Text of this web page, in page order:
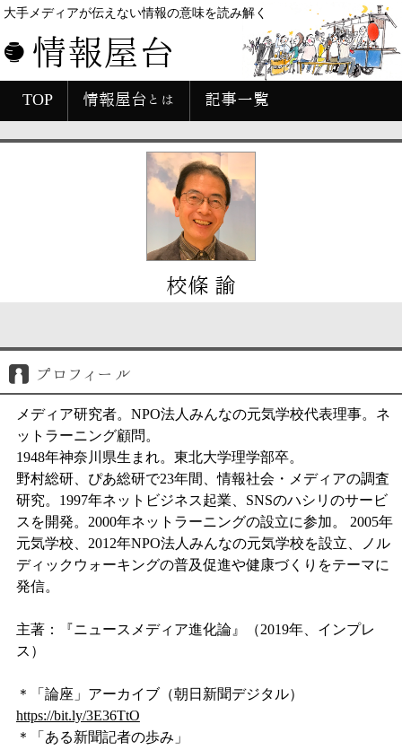
大手メディアが伝えない情報の意味を読み解く
情報屋台
TOP 情報屋台とは 記事一覧
校條 諭
プロフィール
メディア研究者。NPO法人みんなの元気学校代表理事。ネ
ットラーニング顧問。
1948年神奈川県生まれ。東北大学理学部卒。
野村総研、ぴあ総研で23年間、情報社会・メディアの調査
研究。1997年ネットビジネス起業、SNSのハシリのサービ
スを開発。2000年ネットラーニングの設立に参加。 2005年
元気学校、2012年NPO法人みんなの元気学校を設立、ノル
ディックウォーキングの普及促進や健康づくりをテーマに
発信。
主著：『ニュースメディア進化論』（2019年、インプレ
ス）
＊「論座」アーカイブ（朝日新聞デジタル）
https://bit.ly/3E36TtO
＊「ある新聞記者の歩み」